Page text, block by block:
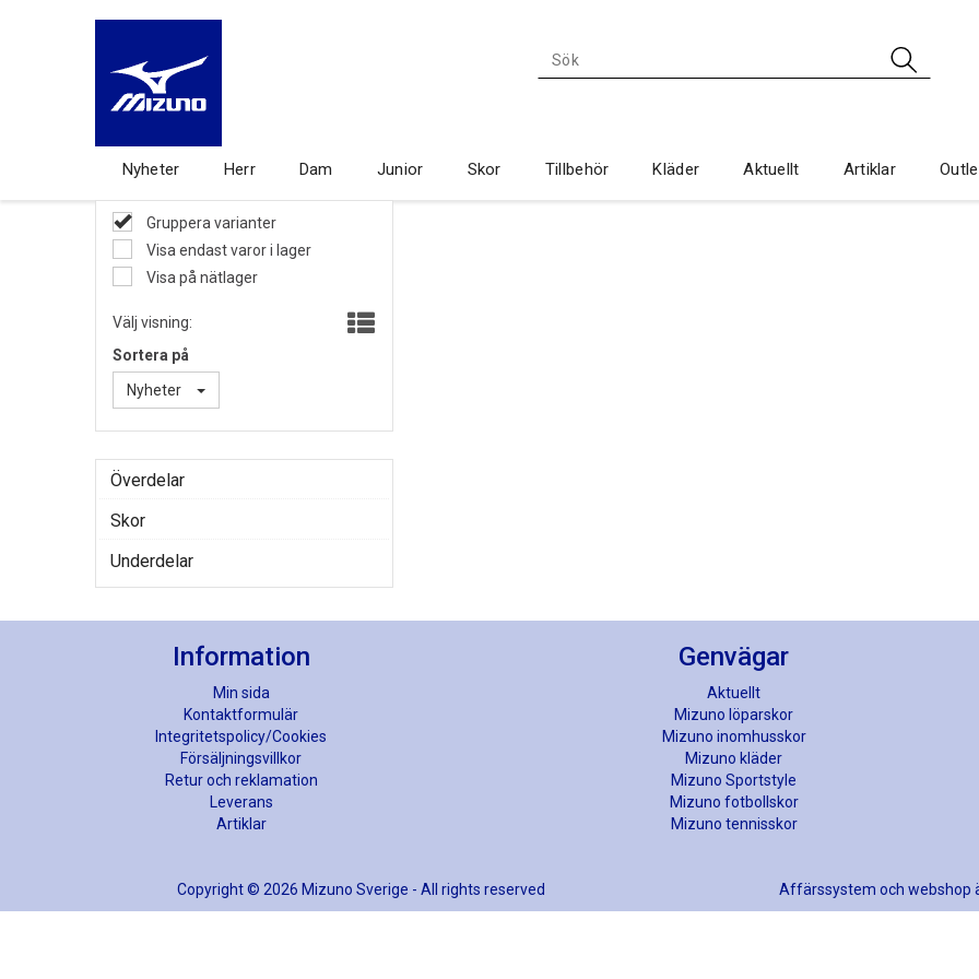
Nyheter Herr Dam Junior Skor Tillbehör Kläder Aktuellt Artiklar
Gruppera varianter
Visa endast varor i lager
Visa på nätlager
Välj visning:
Sortera på
Nyheter
Överdelar
Skor
Underdelar
Information
Min sida
Kontaktformulär
Integritetspolicy/Cookies
Försäljningsvillkor
Retur och reklamation
Leverans
Artiklar
Genvägar
Aktuellt
Mizuno löparskor
Mizuno inomhusskor
Mizuno kläder
Mizuno Sportstyle
Mizuno fotbollskor
Mizuno tennisskor
Copyright © 2026 Mizuno Sverige - All rights reserved Affärssystem och webshop